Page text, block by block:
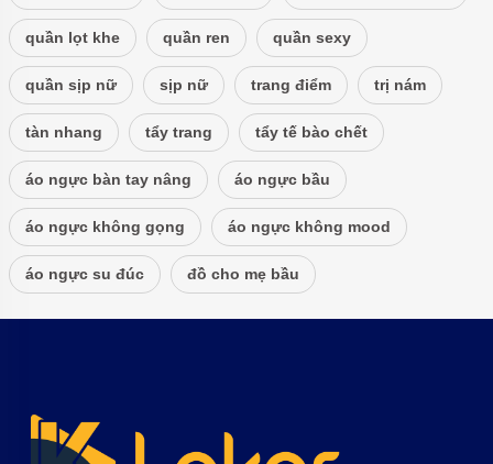
quần lọt khe quần ren quần sexy
quần sịp nữ sịp nữ trang điểm trị nám
tàn nhang tẩy trang tẩy tế bào chết
áo ngực bàn tay nâng áo ngực bầu
áo ngực không gọng áo ngực không mood
áo ngực su đúc đồ cho mẹ bầu